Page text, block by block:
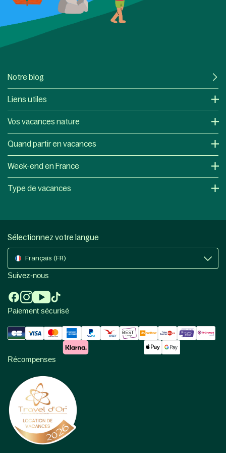
Notre blog
Liens utiles
Vos vacances nature
Quand partir en vacances
Week-end en France
Type de vacances
Sélectionnez votre langue
Français (FR)
Suivez-nous
Paiement sécurisé
Récompenses